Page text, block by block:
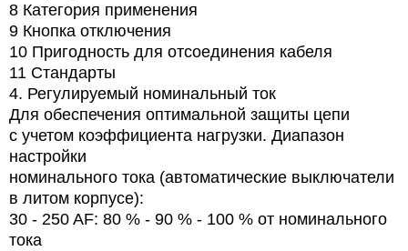
8 Категория применения
9 Кнопка отключения
10 Пригодность для отсоединения кабеля
11 Стандарты
4. Регулируемый номинальный ток
Для обеспечения оптимальной защиты цепи
с учетом коэффициента нагрузки. Диапазон
настройки
номинального тока (автоматические выключатели
в литом корпусе):
30 - 250 AF: 80 % - 90 % - 100 % от номинального
тока